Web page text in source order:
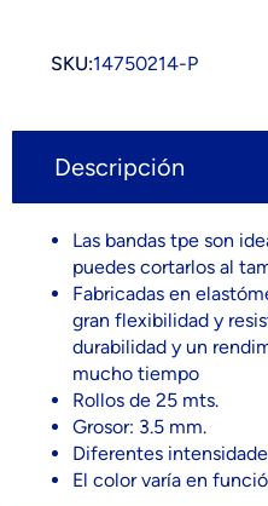
SKU:14750214-P
Descripción
Las bandas tpe son
puedes cortarlos al
Fabricadas en
gran flexibilidad y
durabilidad y un
mucho tiempo
Rollos de 25 mts.
Grosor: 3.5 mm.
Diferentes
El color varía en